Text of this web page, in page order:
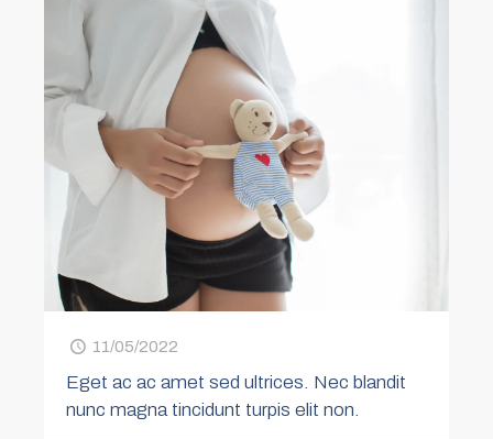
11/05/2022
Eget ac ac amet sed ultrices. Nec blandit
nunc magna tincidunt turpis elit non.